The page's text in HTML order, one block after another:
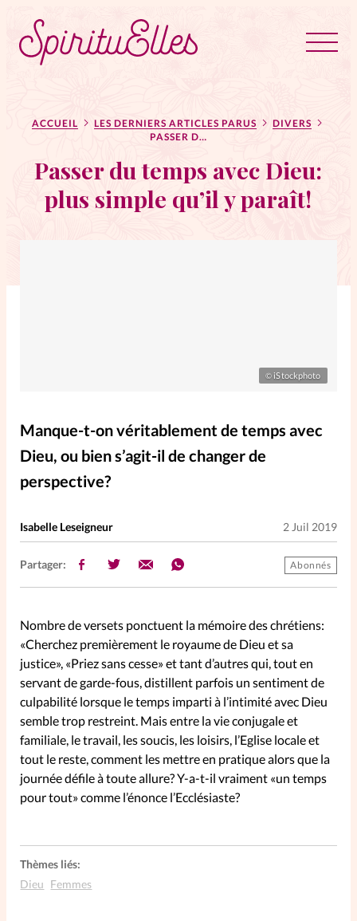
Tous les articles
Actus
Actus au féminin
Entre4yeux
L'anecdote
La Bible au féminin
Lifestyle
PersonnElles
RelationnElles
Shopping Spi
Si(x) simple de...
SpirituElles
Vive la famille
Aujourd’hui!
ACCUEIL LES DERNIERS ARTICLES PARUS
DIVERS
PASSER DU TEMPS AVEC DIEU: PLUS SIMPLE QU’IL Y PARAÎT!
Passer du temps avec Dieu:
plus simple qu’il y paraît!
©iStockphoto
Manque-t-on véritablement de temps avec
Dieu, ou bien s’agit-il de changer de
perspective?
Isabelle Leseigneur 2 Juil 2019
Partager: Abonnés
Nombre de versets ponctuent la mémoire des chrétiens:
«Cherchez premièrement le royaume de Dieu et sa
justice», «Priez sans cesse» et tant d’autres qui, tout en
servant de garde-fous, distillent parfois un sentiment de
culpabilité lorsque le temps imparti à l’intimité avec Dieu
semble trop restreint. Mais entre la vie conjugale et
familiale, le travail, les soucis, les loisirs, l’Eglise locale et
tout le reste, comment les mettre en pratique alors que la
journée défile à toute allure? Y-a-t-il vraiment «un temps
pour tout» comme l’énonce l’Ecclésiaste?
Thèmes liés:
Dieu Femmes